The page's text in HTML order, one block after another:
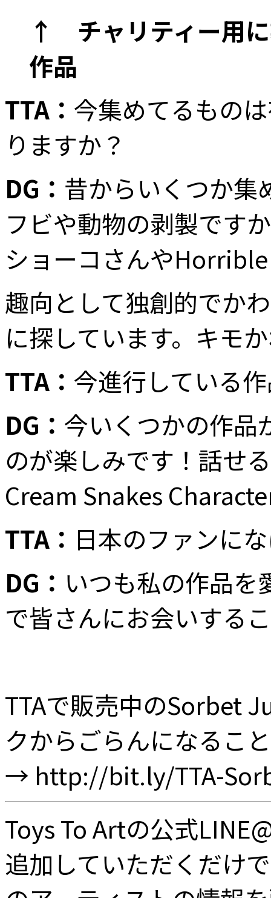
↑ チャリティー用
作品
TTA： 今集めてるもの
りますか？
DG： 昔からいくつか集
フビや動物の剥製です
ショーコさんや
趣向として独創的でか
に探しています。キモ
TTA： 今進行している
DG： 今いくつかの作品
のが楽しみです！話せ
Cream Snakes
TTA： 日本のファンに
DG： いつも私の作品を
で皆さんにお会いする
TTAで販売中のSorbet
クからごらんになるこ
→ http://bit.ly/TTA-
Toys To Artの公式
追加していただくだけ